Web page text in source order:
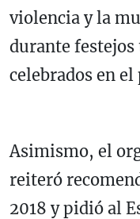
violencia y la
durante
celebrados en el
Asimismo, el
reiteró
2018 y pidió al